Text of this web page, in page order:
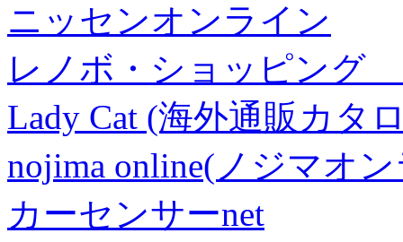
ニッセンオンライン
レノボ・ショッピング
Lady Cat (海外通販カタ
nojima online(ノジマオ
カーセンサーnet